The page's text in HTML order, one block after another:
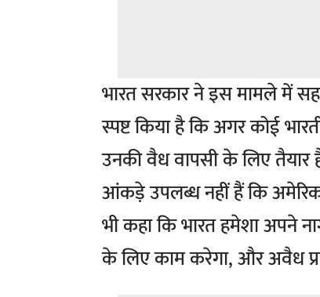
भारत सरकार ने इस मामले में
स्पष्ट किया है कि अगर कोई
उनकी वैध वापसी के लिए तैयार
आंकड़े उपलब्ध नहीं हैं कि
भी कहा कि भारत हमेशा अपने
के लिए काम करेगा, और अवैध